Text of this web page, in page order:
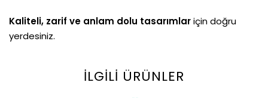
Kaliteli, zarif ve anlam dolu tasarımlariçin doğru
yerdesiniz.
İLGILI ÜRÜNLER